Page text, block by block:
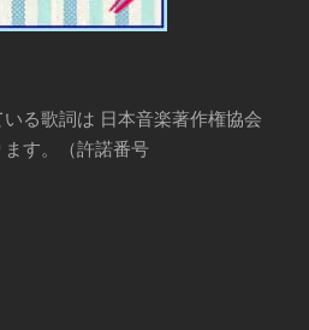
る歌詞は 日本音楽著作権協会
す。（許諾番号